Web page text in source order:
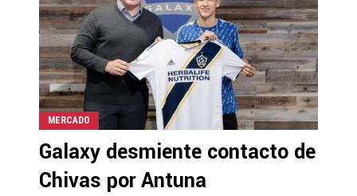
MERCADO
Galaxy desmiente contacto de
Chivas por Antuna